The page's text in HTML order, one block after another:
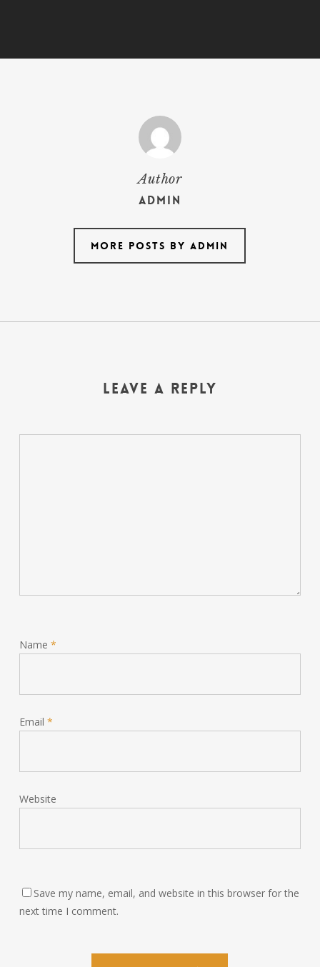
Author
admin
More posts by admin
Leave a Reply
Name *
Email *
Website
Save my name, email, and website in this browser for the
next time I comment.